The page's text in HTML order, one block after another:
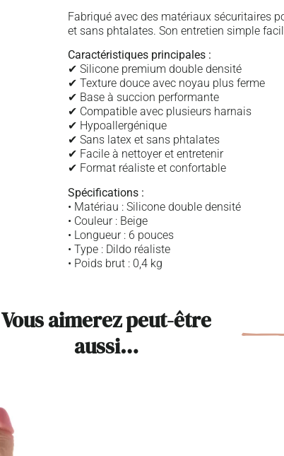
Fabriqué avec des matériaux sécuritaires
et sans phtalates. Son entretien simple
Caractéristiques principales :
✔ Silicone premium double densité
✔ Texture douce avec noyau plus ferme
✔ Base à succion performante
✔ Compatible avec plusieurs harnais
✔ Hypoallergénique
✔ Sans latex et sans phtalates
✔ Facile à nettoyer et entretenir
✔ Format réaliste et confortable
Spécifications :
• Matériau : Silicone double densité
• Couleur : Beige
• Longueur : 6 pouces
• Type : Dildo réaliste
• Poids brut : 0,4 kg
Vous aimerez peut-être
aussi…